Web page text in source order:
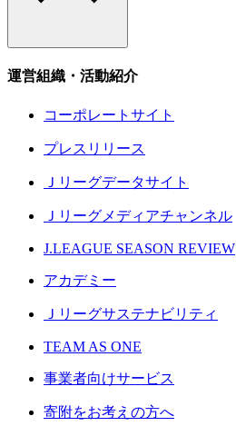
運営組織・活動紹介
コーポレートサイト
プレスリリース
Ｊリーグデータサイト
Ｊリーグメディアチャンネル
J.LEAGUE SEASON REVIEW
アカデミー
Ｊリーグサステナビリティ
TEAM AS ONE
事業者向けサービス
寄附をお考えの方へ